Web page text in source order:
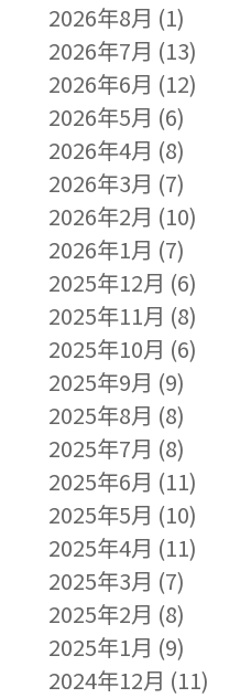
2026年8月 (1)
2026年7月 (13)
2026年6月 (12)
2026年5月 (6)
2026年4月 (8)
2026年3月 (7)
2026年2月 (10)
2026年1月 (7)
2025年12月 (6)
2025年11月 (8)
2025年10月 (6)
2025年9月 (9)
2025年8月 (8)
2025年7月 (8)
2025年6月 (11)
2025年5月 (10)
2025年4月 (11)
2025年3月 (7)
2025年2月 (8)
2025年1月 (9)
2024年12月 (11)